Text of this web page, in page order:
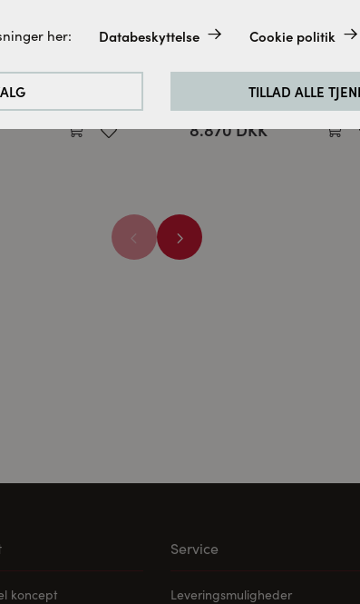
da de er absolut nødvendige for de
hjemmeside analyserer vi de besøgendes adfærd.
for at afspille videoerne. Når cookies fra eksterne
her: Databeskyttelse Cookie politik
TILLAD ALLE
farve 378
Spirit hjørneløsning isglas
mat sort 100 x 100 CM
8.870 DKK
koncept
Service
Leveringsmuligheder